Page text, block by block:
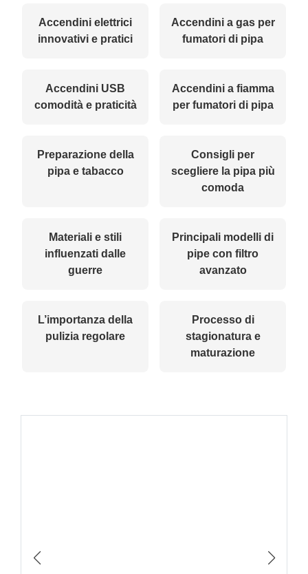
Accendini elettrici
innovativi e pratici
Accendini a gas per
fumatori di pipa
Accendini USB
comodità e praticità
Accendini a fiamma
per fumatori di pipa
Preparazione della
pipa e tabacco
Consigli per
scegliere la pipa più
comoda
Materiali e stili
influenzati dalle
guerre
Principali modelli di
pipe con filtro
avanzato
L’importanza della
pulizia regolare
Processo di
stagionatura e
maturazione